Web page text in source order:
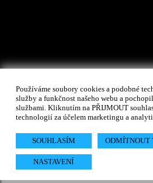
Používáme soubory cookies a podobné
služby a funkčnost našeho webu a
službami. Kliknutím na PŘIJMOUT
technologií za účelem marketingu a
SOUHLASÍM ODMÍTNOUT
NASTAVENÍ